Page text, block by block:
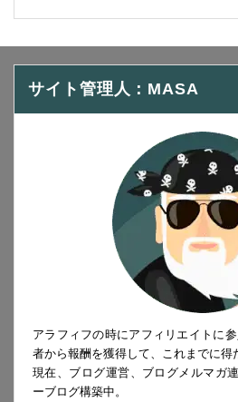
サイト管理人：MASA
アラフィフの時にアフィリエイトに
者から報酬を獲得して、これまでに得
現在、ブログ運営、ブログメルマガ
ーブログ構築中。